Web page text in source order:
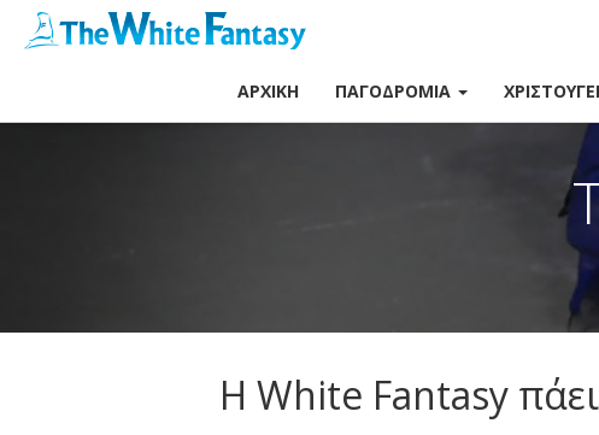
ΑΡΧΙΚΉ ΠΑΓΟΔΡΌΜΙΑ
Η White Fantasy